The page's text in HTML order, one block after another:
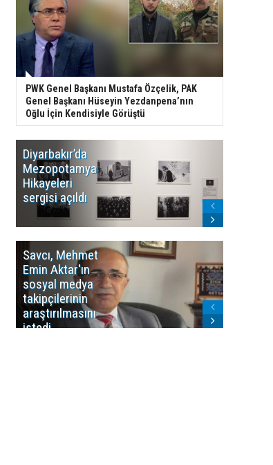
PWK Genel Başkanı Mustafa Özçelik, PAK
Genel Başkanı Hüseyin Yezdanpena’nın
Oğlu İçin Kendisiyle Görüştü
Diyarbakır’da
Mezopotamya
Hikayeleri
sergisi açıldı
Savcı, Mehmet
Emin Aktar'ın
sosyal medya
takipçilerinin
araştırılmasını
istedi